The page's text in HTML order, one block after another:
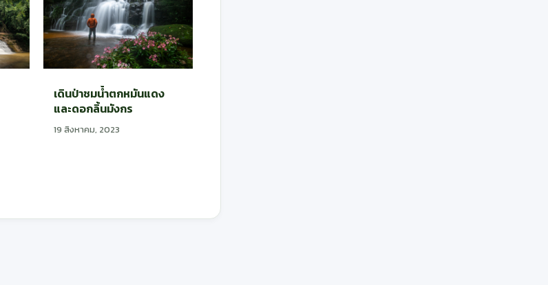
เดินป่าชมน้ำตกหมันแดง
และดอกลิ้นมังกร
19 สิงหาคม, 2023